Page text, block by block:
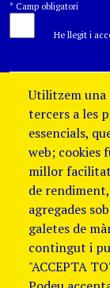
* Camp obligatori
He llegit i
Utilitzem una
tercers a les
essencials,
web; cookies
millor
de
agregades
galetes de
contingut i
"ACCEPTA